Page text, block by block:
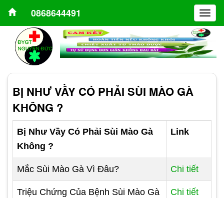
0868644491
BỊ NHƯ VẦY CÓ PHẢI SÙI MÀO GÀ
KHÔNG ?
Bị Như Vầy Có Phải Sùi Mào Gà
Không ?
Link
Mắc Sùi Mào Gà Vì Đâu? Chi tiết
Triệu Chứng Của Bệnh Sùi Mào Gà Chi tiết